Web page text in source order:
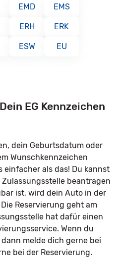
EMD EMS
ERH ERK
ESW EU
EG Kennzeichen
dein Geburtsdatum oder
Wunschkennzeichen
einfacher als das! Du kannst
beantragen
ist, wird dein Auto in der
Reservierung geht am
hat dafür einen
Wenn du
melde dich gerne bei
bei der Reservierung.